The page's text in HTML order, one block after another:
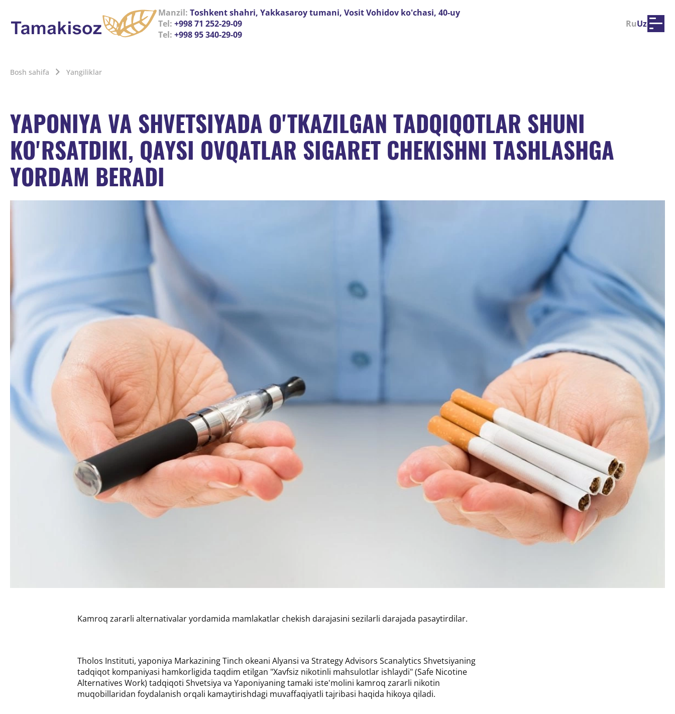
Manzil: Toshkent shahri, Yakkasaroy tumani, Vosit Vohidov ko'chasi, 40-uy
Tel: +998 71 252-29-09
Tel: +998 95 340-29-09
RuUz
Bosh sahifa Yangiliklar
YAPONIYA VA SHVETSIYADA O'TKAZILGAN TADQIQOTLAR SHUNI
KO'RSATDIKI, QAYSI OVQATLAR SIGARET CHEKISHNI TASHLASHGA
YORDAM BERADI
Kamroq zararli alternativalar yordamida mamlakatlar chekish darajasini sezilarli darajada pasaytirdilar.
Tholos Instituti, yaponiya Markazining Tinch okeani Alyansi va Strategy Advisors Scanalytics Shvetsiyaning
tadqiqot kompaniyasi hamkorligida taqdim etilgan "Xavfsiz nikotinli mahsulotlar ishlaydi" (Safe Nicotine
Alternatives Work) tadqiqoti Shvetsiya va Yaponiyaning tamaki iste'molini kamroq zararli nikotin
muqobillaridan foydalanish orqali kamaytirishdagi muvaffaqiyatli tajribasi haqida hikoya qiladi.